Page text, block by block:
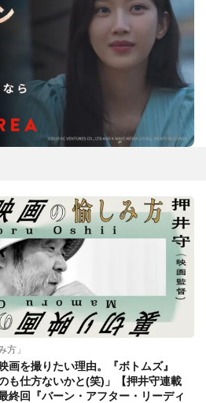
方」
画を撮りたい理由。『ボトムズ』
も仕方ないかと(笑)」【押井守連載
終回『バーン・アフター・リーディ